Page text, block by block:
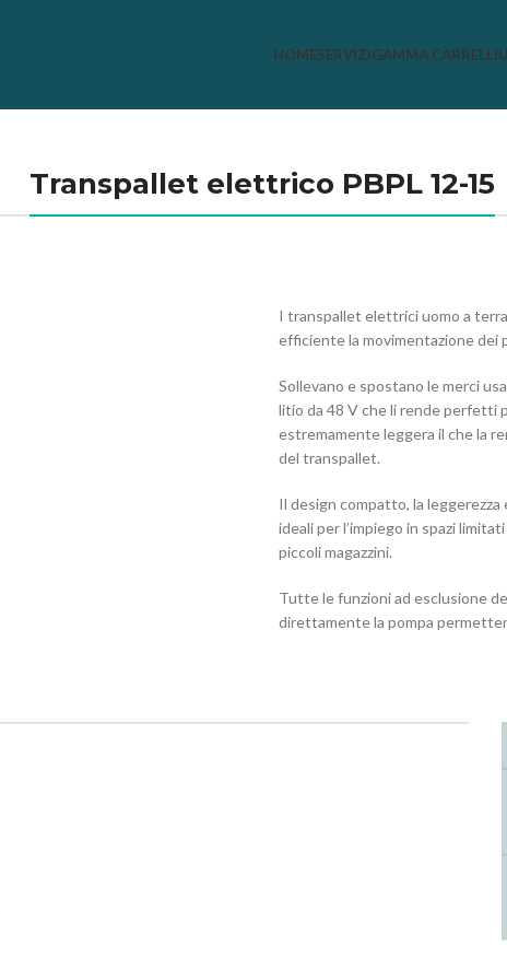
HOMESERVIZIGAMMA CARRELLI
Transpallet elettrico PBPL 12-15
I transpallet elettrici uomo a
efficiente la movimentazione dei
Sollevano e spostano le merci
litio da 48 V che li rende perfetti
estremamente leggera il che la
del transpallet.
Il design compatto, la
ideali per l’impiego in spazi
piccoli magazzini.
Tutte le funzioni ad esclusione
direttamente la pompa